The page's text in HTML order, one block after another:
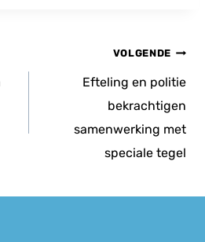
VOLGENDE
Efteling en politie
bekrachtigen
samenwerking met
speciale tegel